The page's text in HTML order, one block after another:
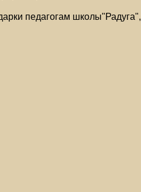
педагогам школы"Радуга",